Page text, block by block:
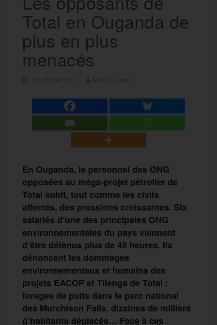
Total en Ouganda de
plus en plus
menacés
En Ouganda, le personnel des ONG
opposées au méga-projet pétrolier de
Total subit, tout comme les civils
affectés, des pressions croissantes. Six
salariés d’une des principales ONG
environnementales du pays viennent
d’être détenus plus de 48 heures. Ils
dénoncent les dommages
environnementaux et humains des
projets EACOP et Tilenga de Total :
forages de puits dans le parc national
des Murchison Falls, dizaines de milliers
d’habitants déplacés… Face à ces